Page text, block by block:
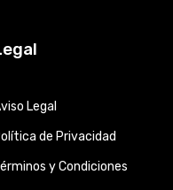
Legal
de Privacidad
y Condiciones